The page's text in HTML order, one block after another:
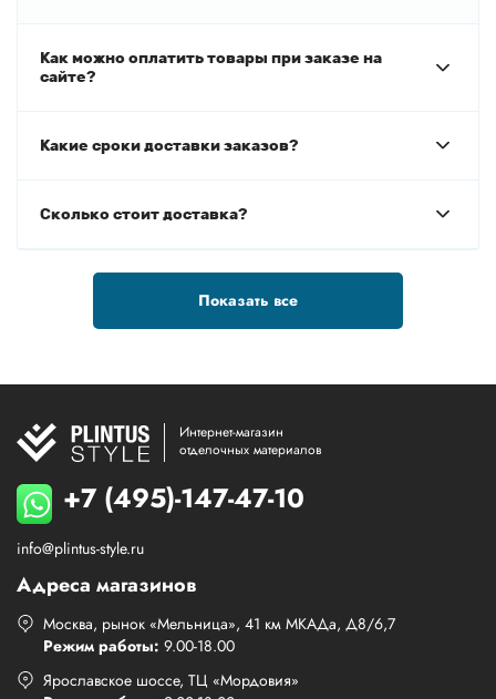
Как можно оплатить товары при заказе на
сайте?
Какие сроки доставки заказов?
Сколько стоит доставка?
Показать все
Интернет-магазин
отделочных материалов
+7 (495)-147-47-10
info@plintus-style.ru
Адреса магазинов
Москва, рынок «Мельница», 41 км МКАДа, Д8/6,7
Режим работы: 9.00-18.00
Ярославское шоссе, ТЦ «Мордовия»